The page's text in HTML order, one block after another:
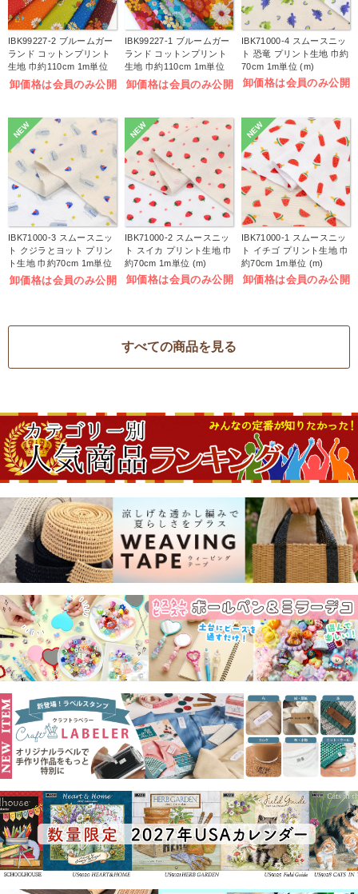
IBK99227-2 ブルームガー
ランド コットンプリント
生地 巾約110cm 1m単位
(m)
卸価格は会員のみ公開
IBK99227-1 ブルームガー
ランド コットンプリント
生地 巾約110cm 1m単位
(m)
卸価格は会員のみ公開
IBK71000-4 スムースニッ
ト 恐竜 プリント生地 巾約
70cm 1m単位 (m)
卸価格は会員のみ公開
NEW
IBK71000-3 スムースニッ
ト クジラとヨット プリン
ト生地 巾約70cm 1m単位
(m)
卸価格は会員のみ公開
NEW
IBK71000-2 スムースニッ
ト スイカ プリント生地 巾
約70cm 1m単位 (m)
卸価格は会員のみ公開
NEW
IBK71000-1 スムースニッ
ト イチゴ プリント生地 巾
約70cm 1m単位 (m)
卸価格は会員のみ公開
すべての商品を見る